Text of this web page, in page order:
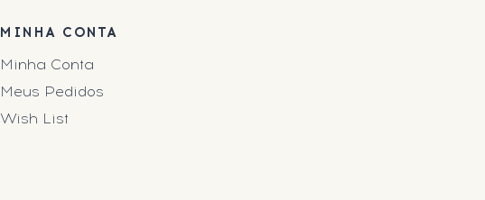
MINHA CONTA
Minha Conta
Meus Pedidos
Wish List